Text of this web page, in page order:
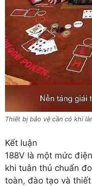
Thiết bị bảo vệ cần có khi
Kết luận
188V là một mức
khi tuân thủ chuẩn
toàn, đào tạo và